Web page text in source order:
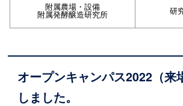
附属農場・設備
附属発酵醸造研究所 研
オープンキャンパス2022（来
しました。